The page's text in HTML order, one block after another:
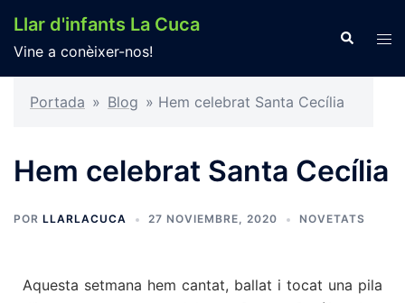
Llar d'infants La Cuca
Vine a conèixer-nos!
Portada » Blog » Hem celebrat Santa Cecília
Hem celebrat Santa Cecília
POR LLARLACUCA 27 NOVIEMBRE, 2020 NOVETATS
Aquesta setmana hem cantat, ballat i tocat una pila